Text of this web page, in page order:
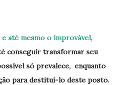
até mesmo o improvável,
conseguir transformar seu
só prevalece, enquanto
para destitui-lo deste posto.